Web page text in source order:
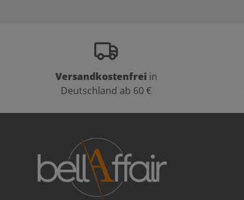
Versandkostenfrei in
Deutschland ab 60 €